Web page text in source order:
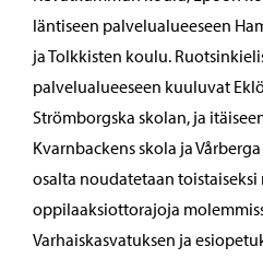
läntiseen palvelualueeseen
ja Tolkkisten koulu.
palvelualueeseen kuuluvat
Strömborgska skolan, ja
Kvarnbackens skola ja
osalta noudatetaan toistaiseksi
oppilaaksiottorajoja
Varhaiskasvatuksen ja